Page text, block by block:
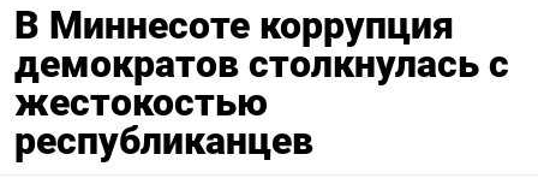
В Миннесоте коррупция
демократов столкнулась с
жестокостью
республиканцев